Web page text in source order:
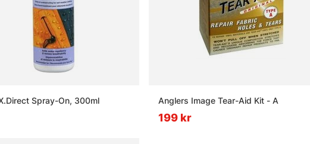
Spray-On, 300ml Anglers Image Tear-Aid Kit - A
199 kr